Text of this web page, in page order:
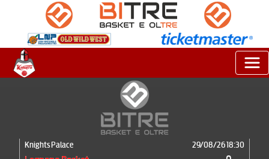
Knights Palace 29/08/26 18:30